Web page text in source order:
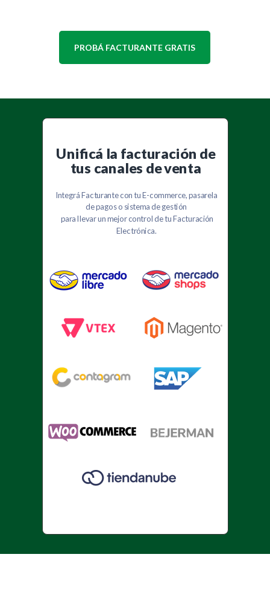
Descubrí cómo sacarle provecho a todas
las funcionalidades de Facturante con
nuestros tutoriales paso a paso.
Desde el trámite de AFIP para comenzar a
PROBÁ FACTURANTE GRATIS
Unificá la facturación de
tus canales de venta
Integrá Facturante con tu E-commerce, pasarela
de pagos o sistema de gestión
para llevar un mejor control de tu Facturación
Electrónica.